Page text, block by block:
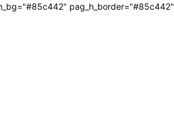
pag_h_border="#85c442"